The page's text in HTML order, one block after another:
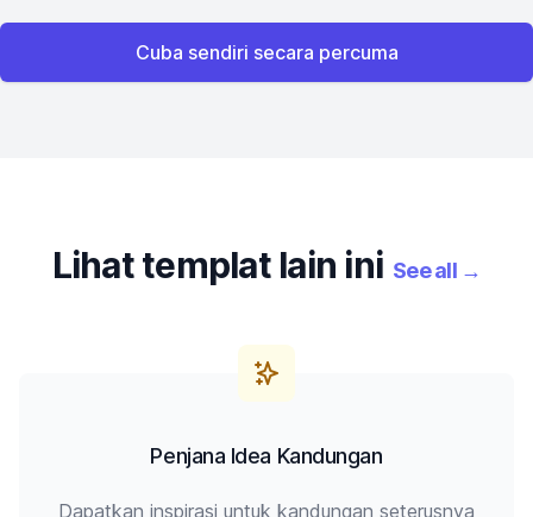
Cuba sendiri secara percuma
Lihat templat lain ini See all→
Penjana Idea Kandungan
Dapatkan inspirasi untuk kandungan seterusnya